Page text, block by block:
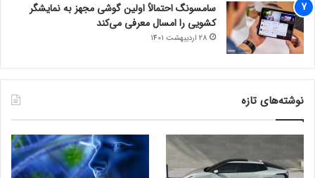
سامسونگ احتمالاً اولین گوشی مجهز به نمایشگر
کشویی را امسال معرفی می‌کند
28 اردیبهشت 1401
نوشته‌های تازه